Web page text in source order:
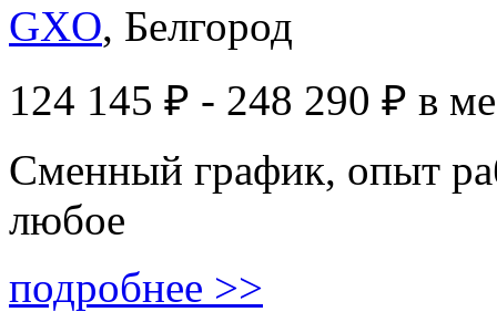
GXO, Белгород
124 145 ₽ - 248 290 ₽ в
Сменный график, опыт
любое
подробнее >>